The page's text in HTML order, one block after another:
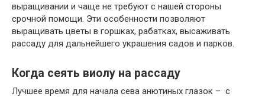
выращивании и чаще не требуют с нашей стороны
срочной помощи. Эти особенности позволяют
выращивать цветы в горшках, рабатках, высаживать
рассаду для дальнейшего украшения садов и парков.
Когда сеять виолу на рассаду
Лучшее время для начала сева анютиных глазок – с